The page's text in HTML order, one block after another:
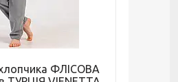
ФЛІСОВА